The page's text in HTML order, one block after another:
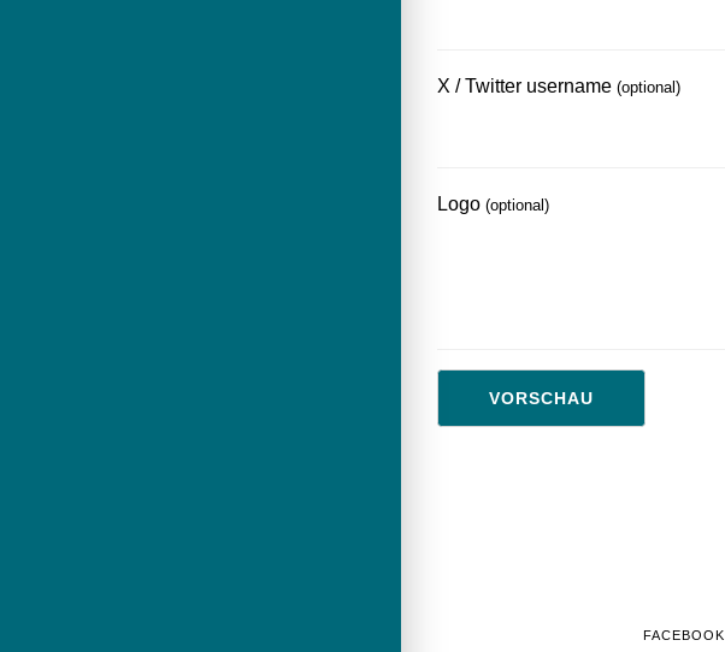
X / Twitter username(optional)
Logo(optional)
FACEBOOK